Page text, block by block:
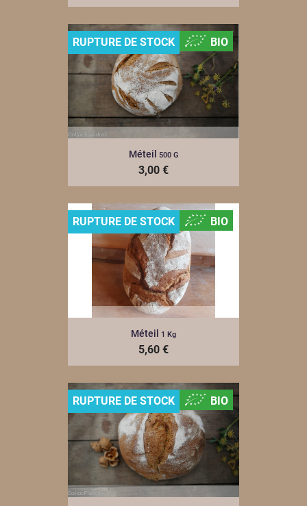
Méteil 500 G
3,00 €
RUPTURE DE STOCK BIO
Méteil 1 Kg
5,60 €
RUPTURE DE STOCK BIO
RUPTURE DE STOCK BIO